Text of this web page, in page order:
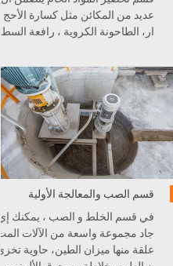
عديد من المكائن مثل كسارة الأحج
ار، الطاحونة الكروية ، رافعة السط
ممتاز في خط الإنتاج .
قسم الصب والمعالجة الأولية
في قسم الخلط و الصب ، يمكنك إي
جاد مجموعة واسعة من الآلات المت
علقة منها ميزان الطين، حاوية تخزي